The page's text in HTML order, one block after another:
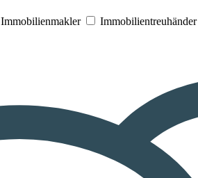
Immobilienmakler Immobilientreuhänder